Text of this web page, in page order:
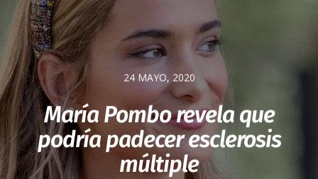
24 MAYO, 2020
María Pombo revela que
podría padecer esclerosis
múltiple